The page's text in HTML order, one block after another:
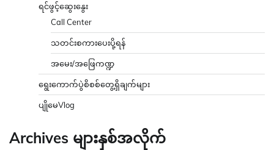
ရင်ဖွင့်ဆွေးနွေး
Call Center
သတင်းစကားပေးပို့ရန်
အမေး/အဖြေကဏ္ဍ
ရွေးကောက်ပွဲစိစစ်တွေ့ရှိချက်များ
ပျိုမေVlog
Archives များနှစ်အလိုက်